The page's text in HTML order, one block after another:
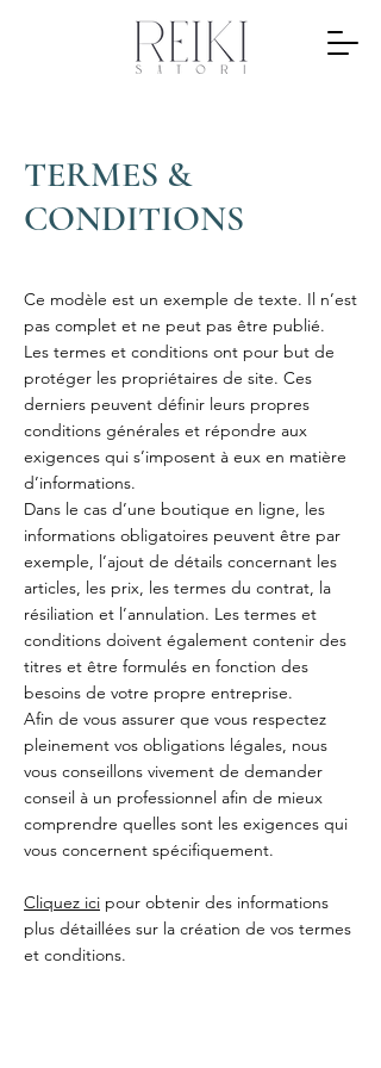
TERMES &
CONDITIONS
Ce modèle est un exemple de texte. Il n’est
pas complet et ne peut pas être publié.
Les termes et conditions ont pour but de
protéger les propriétaires de site. Ces
derniers peuvent définir leurs propres
conditions générales et répondre aux
exigences qui s’imposent à eux en matière
d’informations.
Dans le cas d’une boutique en ligne, les
informations obligatoires peuvent être par
exemple, l’ajout de détails concernant les
articles, les prix, les termes du contrat, la
résiliation et l’annulation. Les termes et
conditions doivent également contenir des
titres et être formulés en fonction des
besoins de votre propre entreprise.
Afin de vous assurer que vous respectez
pleinement vos obligations légales, nous
vous conseillons vivement de demander
conseil à un professionnel afin de mieux
comprendre quelles sont les exigences qui
vous concernent spécifiquement.
Cliquez ici pour obtenir des informations
plus détaillées sur la création de vos termes
et conditions.